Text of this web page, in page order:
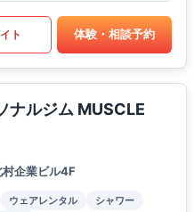
ト 体験・相談予約
ナルジム MUSCLE
企業ビル4F
ウェアレンタル
シャワー